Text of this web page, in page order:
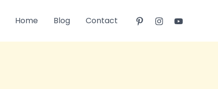
Home Blog Contact